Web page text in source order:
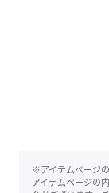
※アイテムページ
アイテムページの